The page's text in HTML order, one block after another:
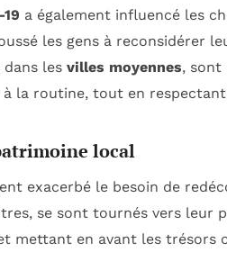
19 a également influencé les
les gens à reconsidérer
les villes moyennes, sont
la routine, tout en
local
exacerbé le besoin de
se sont tournés vers leur
mettant en avant les trésors